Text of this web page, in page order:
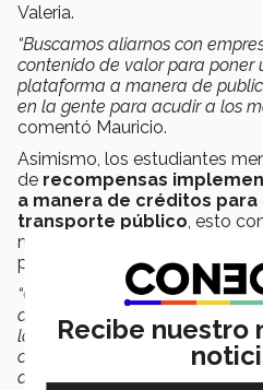
Valeria.
“Buscamos aliarnos con
contenido de valor para poner
plataforma a manera de
en la gente para acudir a los
comentó Mauricio.
Asimismo, los estudiantes
de recompensas
a manera de créditos
transporte público, esto
mayor interés hacia la lectura
proveídos.
“Con ese mismo dinero que
de cobrar los espacios
la gente que lee pueda tener
caso de responder bien, poder
de créditos para el transporte
Recibe nuestro